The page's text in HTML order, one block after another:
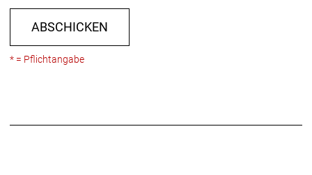
ABSCHICKEN
* = Pflichtangabe